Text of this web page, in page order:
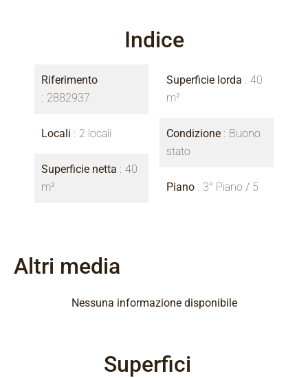
Indice
Riferimento
2882937
Locali 2 locali
Superficie netta
40
m²
Superficie lorda
40
m²
Condizione
Buono
stato
Piano 3° Piano / 5
Altri media
Nessuna informazione disponibile
Superfici